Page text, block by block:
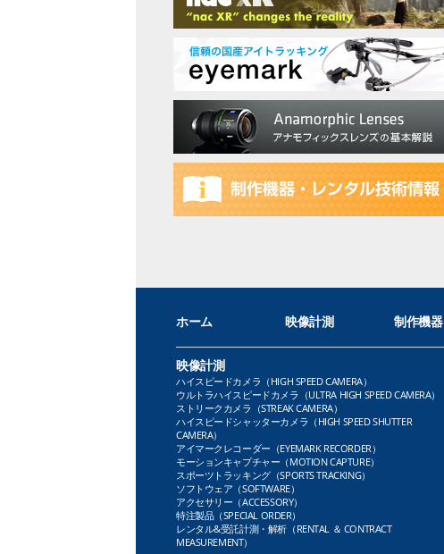
ホーム 映像計測 制作機器
映像計測
ハイスピードカメラ（HIGH SPEED CAMERA）
ウルトラハイスピードカメラ（ULTRA HIGH SPEED CAMERA）
ストリークカメラ（STREAK CAMERA）
ハイスピードシャッターカメラ（HIGH SPEED SHUTTER
CAMERA）
アイマークレコーダー（EYEMARK RECORDER）
モーションキャプチャー（MOTION CAPTURE）
スポーツトラッキング（SPORTS TRACKING）
ソフトウェア（SOFTWARE）
アクセサリー（ACCESSORY）
特注製品（SPECIAL ORDER）
レンタル&受託計測・解析（RENTAL ＆ CONTRACT
MEASUREMENT）